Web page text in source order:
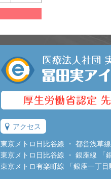
アクセス
東京メトロ日比谷線 ・ 都営浅草
東京メトロ日比谷線 ・ 銀座線 「
東京メトロ有楽町線 「銀座一丁目